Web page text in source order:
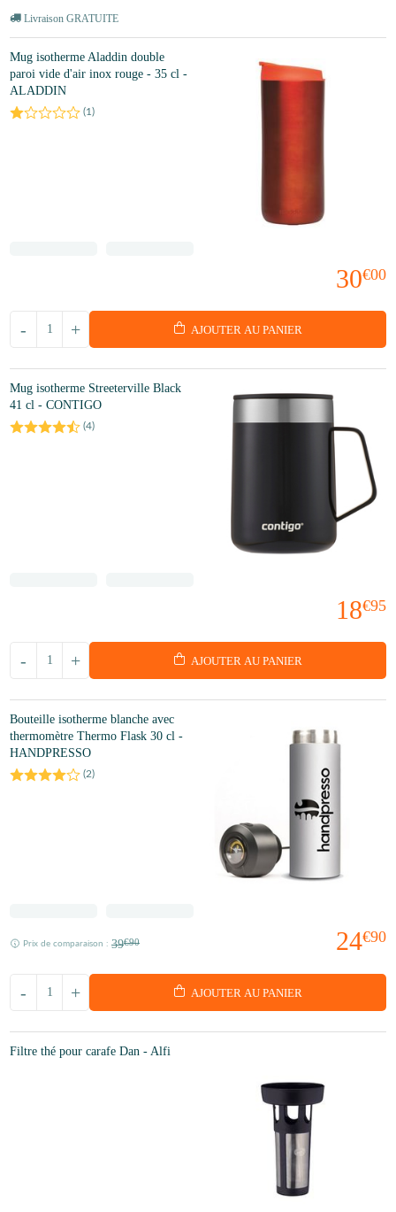
Livraison GRATUITE
Mug isotherme Aladdin double
paroi vide d'air inox rouge - 35 cl -
ALADDIN
(1)
30€00
+
- AJOUTER AU PANIER
Mug isotherme Streeterville Black
41 cl - CONTIGO
(4)
18€95
+
- AJOUTER AU PANIER
Bouteille isotherme blanche avec
thermomètre Thermo Flask 30 cl -
HANDPRESSO
(2)
24€90
Prix de comparaison : 39€90
+
- AJOUTER AU PANIER
Filtre thé pour carafe Dan - Alfi